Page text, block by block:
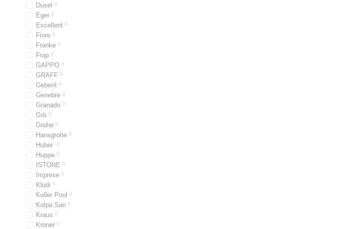
Dusel 0
Eger 0
Excellent 0
Fiore 0
Franke 0
Frap 0
GAPPO 0
GRAFF 0
Geberit 0
Genebre 0
Granado 0
Grb 0
Grohe 0
Hansgrohe 0
Huber 0
Huppe 0
ISTONE 0
Imprese 0
Kludi 0
Koller Pool 0
Kolpa San 0
Kraus 0
Kroner 0